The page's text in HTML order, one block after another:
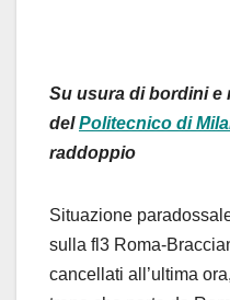
Su usura di bordini e
delPolitecnico di
raddoppio
Situazione
sulla fl3 Roma-
cancellati all’ultima